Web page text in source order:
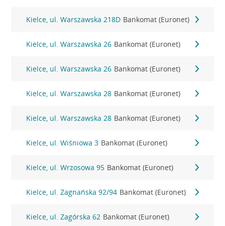
Kielce, ul. Warszawska 218D Bankomat (Euronet)
Kielce, ul. Warszawska 26 Bankomat (Euronet)
Kielce, ul. Warszawska 26 Bankomat (Euronet)
Kielce, ul. Warszawska 28 Bankomat (Euronet)
Kielce, ul. Warszawska 28 Bankomat (Euronet)
Kielce, ul. Wiśniowa 3 Bankomat (Euronet)
Kielce, ul. Wrzosowa 95 Bankomat (Euronet)
Kielce, ul. Zagnańska 92/94 Bankomat (Euronet)
Kielce, ul. Zagórska 62 Bankomat (Euronet)